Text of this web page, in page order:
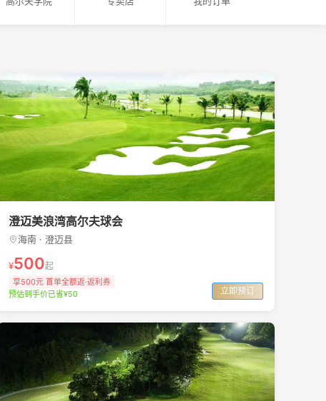
澄迈美浪湾高尔夫球会
海南 · 澄迈县
¥500起
享500元 首单全额返·返利券
预估到手价已省¥50
立即预订